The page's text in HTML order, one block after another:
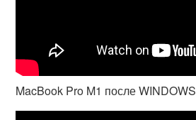
MacBook Pro M1 после WINDOWS